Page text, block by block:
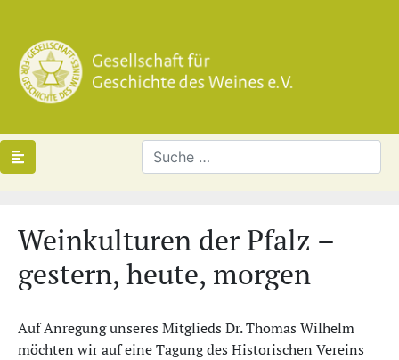
Weinkulturen der Pfalz –
gestern, heute, morgen
Auf Anregung unseres Mitglieds Dr. Thomas Wilhelm
möchten wir auf eine Tagung des Historischen Vereins